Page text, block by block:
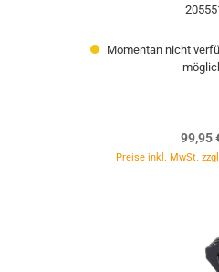
Momentan nicht
99,95
Preise inkl. MwSt.